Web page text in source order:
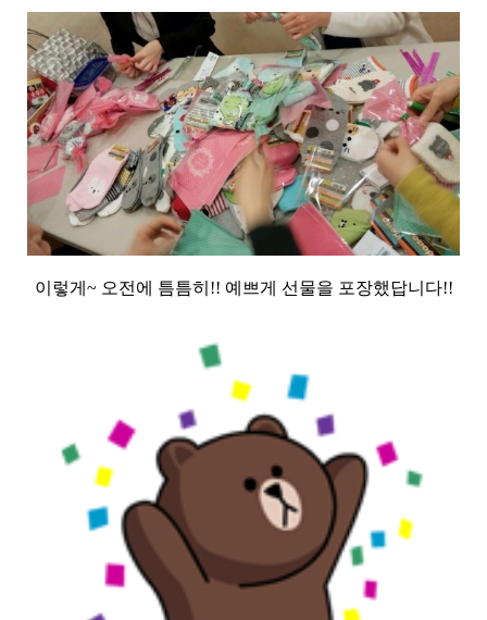
이렇게~ 오전에 틈틈히!! 예쁘게 선물을 포장했답니다!!